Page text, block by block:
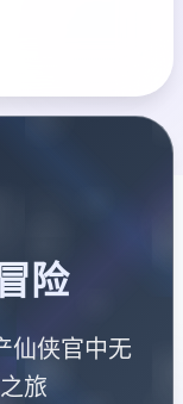
险
仙侠官中无
旅